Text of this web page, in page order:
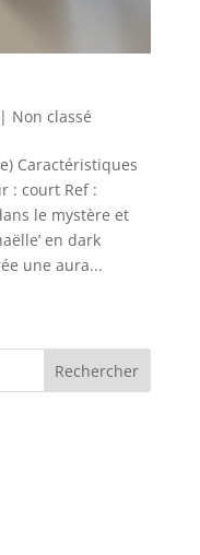
| Non classé
Caractéristiques
: court Ref :
le mystère et
en dark
une aura...